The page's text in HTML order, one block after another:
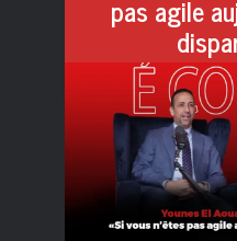
pas agile